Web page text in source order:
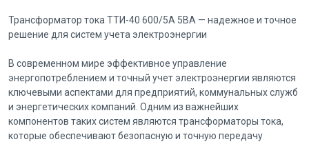
Трансформатор тока ТТИ-40 600/5А 5ВА — надежное и точное
решение для систем учета электроэнергии
В современном мире эффективное управление
энергопотреблением и точный учет электроэнергии являются
ключевыми аспектами для предприятий, коммунальных служб
и энергетических компаний. Одним из важнейших
компонентов таких систем являются трансформаторы тока,
которые обеспечивают безопасную и точную передачу